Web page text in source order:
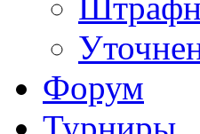
Форум